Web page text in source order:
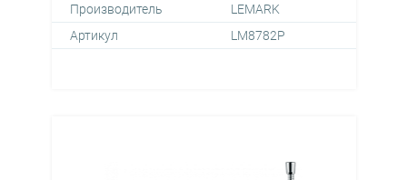
Производитель
LEMARK
Артикул
LM8782P